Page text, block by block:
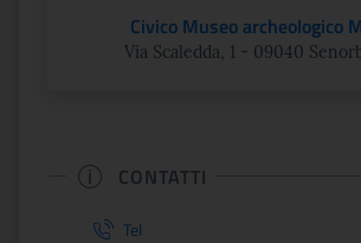
Civico Museo archeologico
Via Scaledda, 1 - 09040
CONTATTI
Tel